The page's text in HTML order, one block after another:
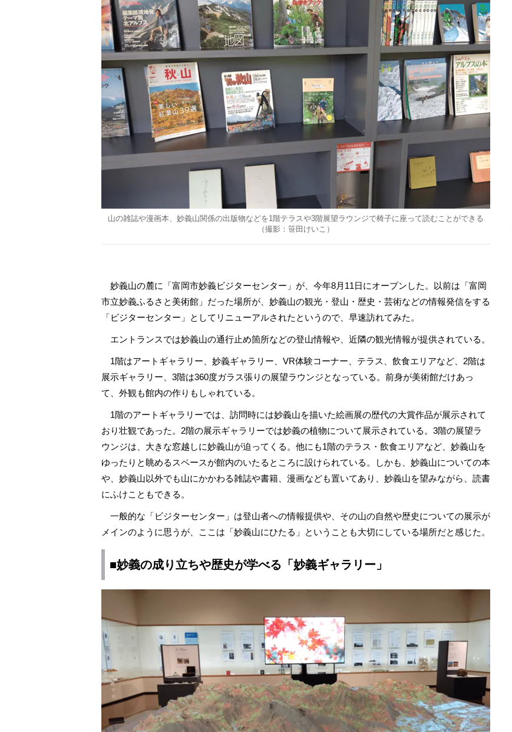
山の雑誌や漫画本、妙義山関係の出版物などを1階テラスや3階展望ラウンジで椅子に座って読むことができる
（撮影：笹田けいこ）
妙義山の麓に「富岡市妙義ビジターセンター」が、今年8月11日にオープンした。以前は「富岡
市立妙義ふるさと美術館」だった場所が、妙義山の観光・登山・歴史・芸術などの情報発信をする
「ビジターセンター」としてリニューアルされたというので、早速訪れてみた。
エントランスでは妙義山の通行止め箇所などの登山情報や、近隣の観光情報が提供されている。
1階はアートギャラリー、妙義ギャラリー、VR体験コーナー、テラス、飲食エリアなど、2階は
展示ギャラリー、3階は360度ガラス張りの展望ラウンジとなっている。前身が美術館だけあっ
て、外観も館内の作りもしゃれている。
1階のアートギャラリーでは、訪問時には妙義山を描いた絵画展の歴代の大賞作品が展示されて
おり壮観であった。2階の展示ギャラリーでは妙義の植物について展示されている。3階の展望ラ
ウンジは、大きな窓越しに妙義山が迫ってくる。他にも1階のテラス・飲食エリアなど、妙義山を
ゆったりと眺めるスペースが館内のいたるところに設けられている。しかも、妙義山についての本
や、妙義山以外でも山にかかわる雑誌や書籍、漫画なども置いてあり、妙義山を望みながら、読書
にふけこともできる。
一般的な「ビジターセンター」は登山者への情報提供や、その山の自然や歴史についての展示が
メインのように思うが、ここは「妙義山にひたる」ということも大切にしている場所だと感じた。
■妙義の成り立ちや歴史が学べる「妙義ギャラリー」
焚き火の話
キジ博士のナチュラリスト
入門
サバイバル登山家を撮る